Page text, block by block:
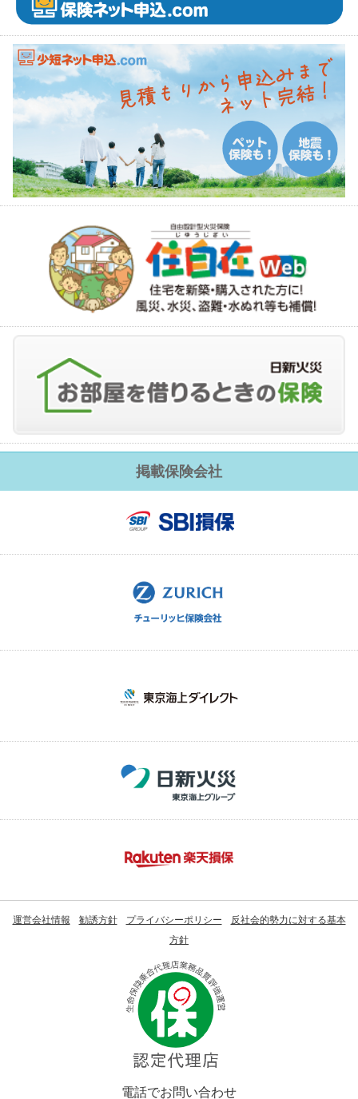
掲載保険会社
運営会社情報 勧誘方針 プライバシーポリシー
反社会的勢力に対する基本
方針
電話でお問い合わせ